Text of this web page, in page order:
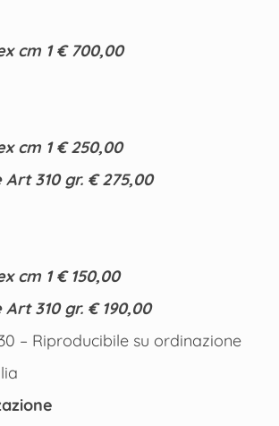
cm 1 € 700,00
cm 1 € 250,00
Art310 gr. € 275,00
cm 1 € 150,00
Art310 gr. € 190,00
– Riproducibile su ordinazione